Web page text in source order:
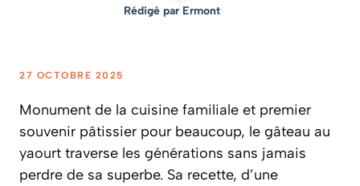
Rédigé par Ermont
27 OCTOBRE 2025
Monument de la cuisine familiale et premier
souvenir pâtissier pour beaucoup, le gâteau au
yaourt traverse les générations sans jamais
perdre de sa superbe. Sa recette, d’une